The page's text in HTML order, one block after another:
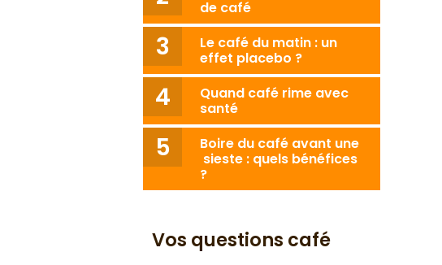
de café
Le café du matin : un
effet placebo ?
Quand café rime avec
santé
Boire du café avant une
sieste : quels bénéfices
?
Vos questions café